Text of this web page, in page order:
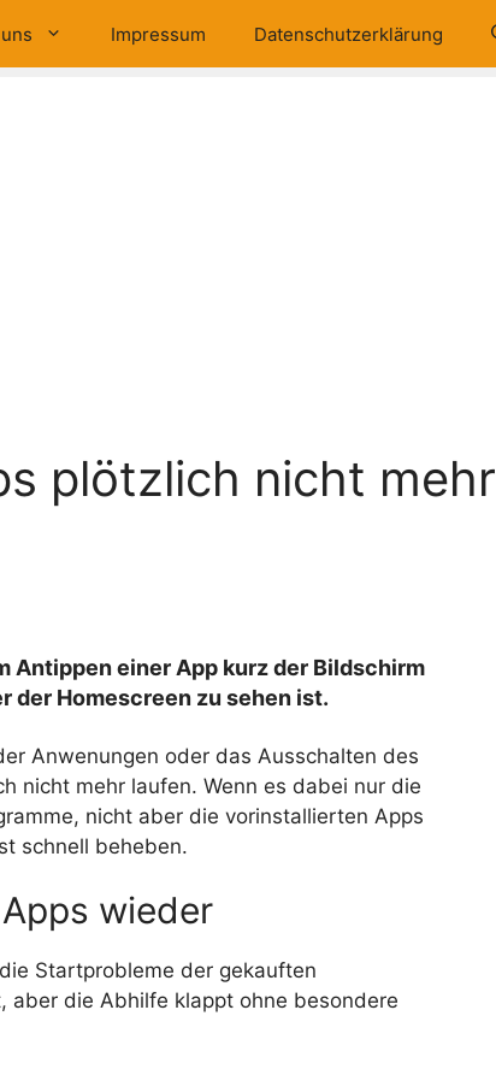
Impressum Datenschutzerklärung
plötzlich nicht mehr
Antippen einer App kurz der Bildschirm
der Homescreen zu sehen ist.
Anwenungen oder das Ausschalten des
nicht mehr laufen. Wenn es dabei nur die
nicht aber die vorinstallierten Apps
schnell beheben.
wieder
Startprobleme der gekauften
aber die Abhilfe klappt ohne besondere